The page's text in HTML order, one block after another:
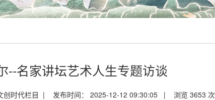
--名家讲坛艺术人生专题访谈
创时代栏目 | 发布时间： 2025-12-12 09:30:05 | 浏览 3653 次